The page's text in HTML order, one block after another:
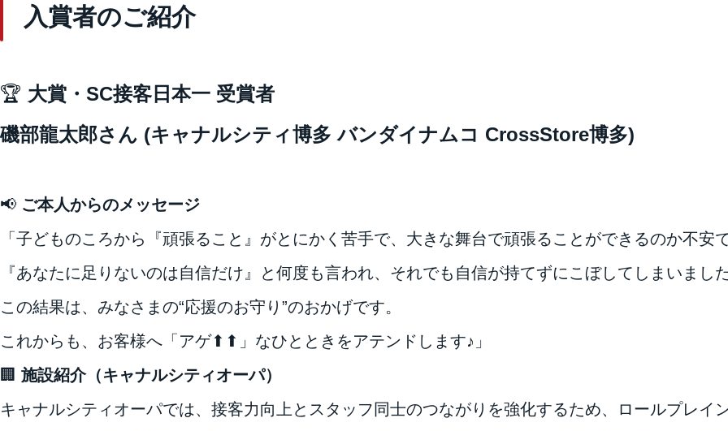
入賞者のご紹介
🏆 大賞・SC接客日本一 受賞者
磯部龍太郎さん (キャナルシティ博多 バンダイナムコ CrossStore博多)
📢 ご本人からのメッセージ
「子どものころから『頑張ること』がとにかく苦手で、大きな舞台で頑張ることができるのか不安で
『あなたに足りないのは自信だけ』と何度も言われ、それでも自信が持てずにこぼしてしまいました
この結果は、みなさまの“応援のお守り”のおかげです。
これからも、お客様へ「アゲ⬆⬆」なひとときをアテンドします♪」
🏢 施設紹介（キャナルシティオーパ）
キャナルシティオーパでは、接客力向上とスタッフ同士のつながりを強化するため、ロールプレイ